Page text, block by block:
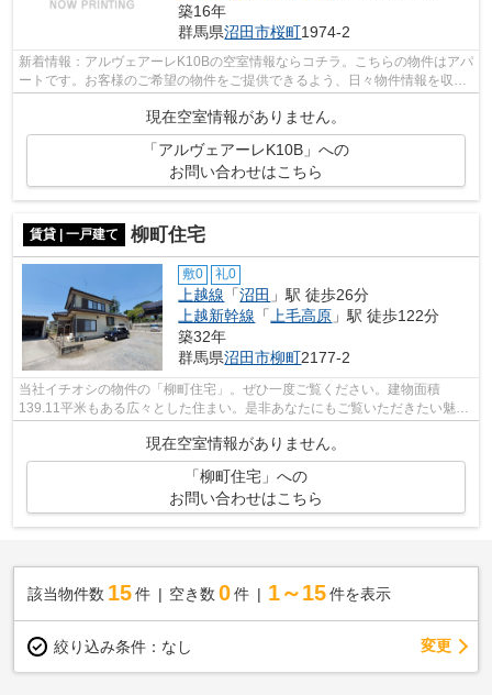
築16年
群馬県沼田市桜町1974-2
新着情報：アルヴェアーレK10Bの空室情報ならコチラ。こちらの物件はアパ
ートです。お客様のご希望の物件をご提供できるよう、日々物件情報を収集
しております。物件をお探しの方はぜ...
現在空室情報がありません。
「アルヴェアーレK10B」への
お問い合わせはこちら
賃貸 | 一戸建て 柳町住宅
敷0 礼0
上越線 「沼田 」駅 徒歩26分
上越新幹線 「上毛高原 」駅 徒歩122分
築32年
群馬県沼田市柳町2177-2
当社イチオシの物件の「柳町住宅」。ぜひ一度ご覧ください。建物面積
139.11平米もある広々とした住まい。是非あなたにもご覧いただきたい魅力
的な賃貸物件。広々とした間取りが魅力的...
現在空室情報がありません。
「柳町住宅」への
お問い合わせはこちら
該当物件数 15件 空き数 0 件 1～15 件を表示
絞り込み条件： なし 変更